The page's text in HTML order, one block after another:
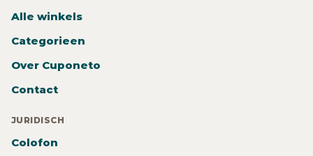
Alle winkels
Categorieen
Over Cuponeto
Contact
JURIDISCH
Colofon